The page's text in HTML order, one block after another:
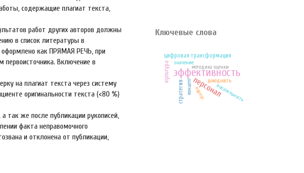
содержащие плагиат текста,
работ других авторов должны
в список литературы в
оформлено как ПРЯМАЯ РЕЧЬ, при
Включение в
на плагиат текста через систему
оригинальности текста (<80 %)
так же после публикации рукописей,
факта неправомочного
и отклонена от публикации,
Ключевые слова
эффективность
персонал
культура
цифровая трансформация
стратегия доходность
методика оценки
концепт волатильность
значение
корпус